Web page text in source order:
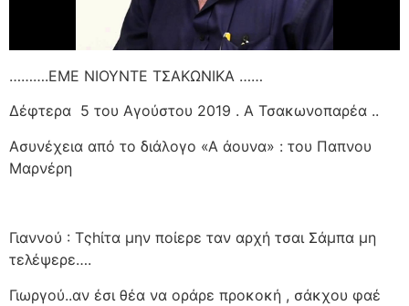
……….ΕΜΕ ΝΙΟΥΝΤΕ ΤΣΑΚΩΝΙΚΑ ……
Δέφτερα 5 του Αγούστου 2019 . Α Τσακωνοπαρέα ..
Ασυνέχεια από το διάλογο «Α άουνα» : του Παπνου
Μαρνέρη
Γιαννού : Τςhίτα μην ποίερε ταν αρχή τσαι Σάμπα μη
τελέψερε….
Γιωργού..αν έσι θέα να οράρε προκοκή , σάκχου φαέ